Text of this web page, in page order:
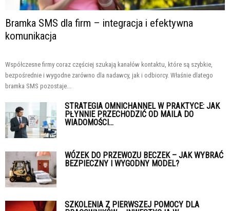
Bramka SMS dla firm – integracja i efektywna
komunikacja
Współczesne firmy coraz częściej szukają kanałów kontaktu, które są szybkie,
bezpośrednie i wygodne zarówno dla nadawcy, jak i odbiorcy. Właśnie dlatego
bramka SMS pozostaje...
STRATEGIA OMNICHANNEL W PRAKTYCE: JAK
PŁYNNIE PRZECHODZIĆ OD MAILA DO
WIADOMOŚCI...
WÓZEK DO PRZEWOZU BECZEK – JAK WYBRAĆ
BEZPIECZNY I WYGODNY MODEL?
SZKOLENIA Z PIERWSZEJ POMOCY DLA